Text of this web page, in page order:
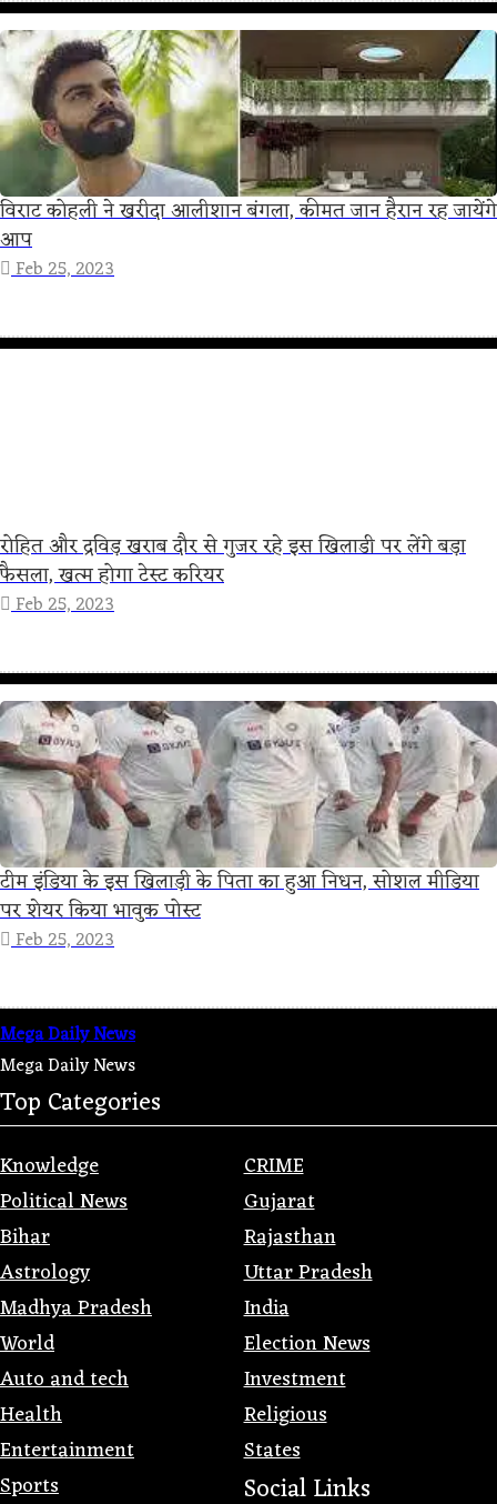
विराट कोहली ने खरीदा आलीशान बंगला, कीमत जान हैरान रह जायेंगे
आप
Feb 25, 2023
रोहित और द्रविड़ खराब दौर से गुजर रहे इस खिलाडी पर लेंगे बड़ा
फैसला, खत्म होगा टेस्ट करियर
Feb 25, 2023
टीम इंडिया के इस खिलाड़ी के पिता का हुआ निधन, सोशल मीडिया
पर शेयर किया भावुक पोस्ट
Feb 25, 2023
Mega Daily News
Mega Daily News
Top Categories
Knowledge
CRIME
Political News
Gujarat
Bihar
Rajasthan
Astrology
Uttar Pradesh
Madhya Pradesh
India
World
Election News
Auto and tech
Investment
Health
Religious
Entertainment
States
Sports
Social Links